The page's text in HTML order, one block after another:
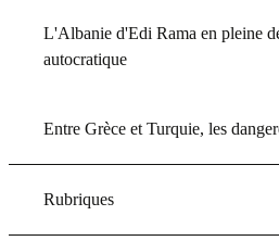
L'Albanie d'Edi Rama en pleine
autocratique
Entre Grèce et Turquie, les
Rubriques